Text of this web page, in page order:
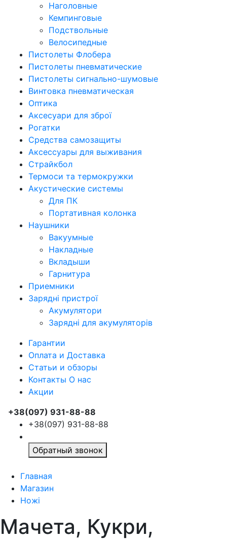
Наголовные
Кемпинговые
Подствольные
Велосипедные
Пистолеты Флобера
Пистолеты пневматические
Пистолеты сигнально-шумовые
Винтовка пневматическая
Оптика
Аксесуари для зброї
Рогатки
Средства самозащиты
Аксессуары для выживания
Страйкбол
Термоси та термокружки
Акустические системы
Для ПК
Портативная колонка
Наушники
Вакуумные
Накладные
Вкладыши
Гарнитура
Приемники
Зарядні пристрої
Акумулятори
Зарядні для акумуляторів
Гарантии
Оплата и Доставка
Статьи и обзоры
Контакты О нас
Акции
+38(097) 931-88-88
+38(097) 931-88-88
Обратный звонок
Главная
Магазин
Ножі
Мачета, Кукри,